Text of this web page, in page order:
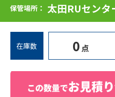
保管場所： 太田RUセン
在庫数 0 点